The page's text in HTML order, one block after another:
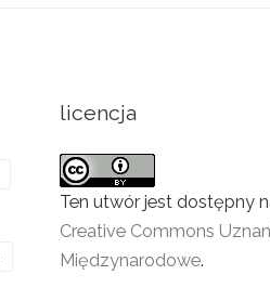
licencja
Ten utwór jest dostępny
Creative Commons
Międzynarodowe.